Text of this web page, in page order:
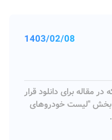
1403/02/08
مقاله برای دانلود قرار
بخش "لیست خودروهای